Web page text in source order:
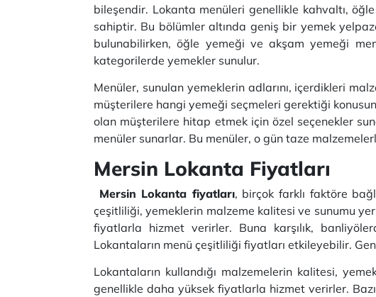
bileşendir. Lokanta menüleri genellikle kahvaltı,
sahiptir. Bu bölümler altında geniş bir yemek
bulunabilirken, öğle yemeği ve akşam yemeği
kategorilerde yemekler sunulur.
Menüler, sunulan yemeklerin adlarını, içerdikleri
müşterilere hangi yemeği seçmeleri gerektiği
olan müşterilere hitap etmek için özel seçenekler
menüler sunarlar. Bu menüler, o gün taze
Mersin Lokanta Fiyatları
Mersin Lokanta fiyatları, birçok farklı faktöre
çeşitliliği, yemeklerin malzeme kalitesi ve sunumu
fiyatlarla hizmet verirler. Buna karşılık,
Lokantaların menü çeşitliliği fiyatları etkileyebilir.
Lokantaların kullandığı malzemelerin kalitesi,
genellikle daha yüksek fiyatlarla hizmet verirler.